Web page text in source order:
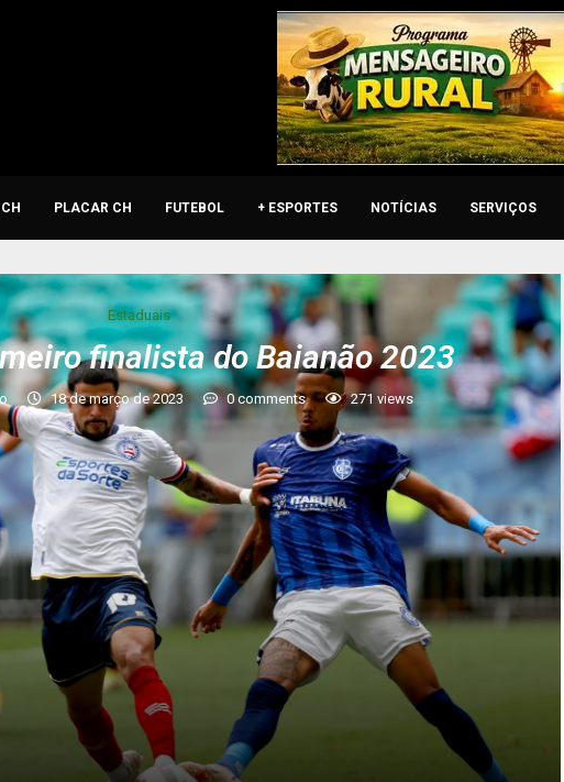
PLACAR CH FUTEBOL + ESPORTES NOTÍCIAS SERVIÇOS
Estaduais
finalista do Baianão 2023
18 de março de 2023 0 comments 271 views